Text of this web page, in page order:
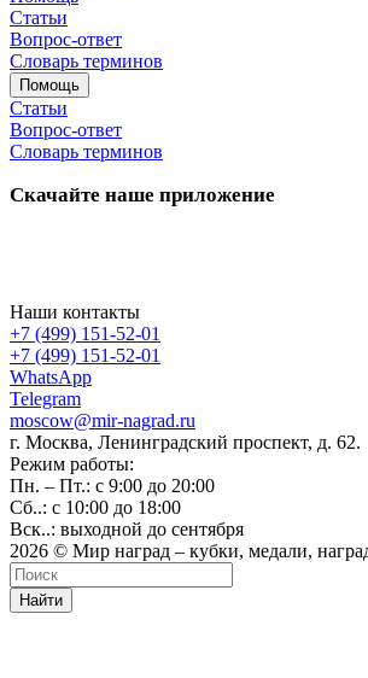
Статьи
Вопрос-ответ
Словарь терминов
Помощь
Статьи
Вопрос-ответ
Словарь терминов
Скачайте наше приложение
Наши контакты
+7 (499) 151-52-01
+7 (499) 151-52-01
WhatsApp
Telegram
moscow@mir-nagrad.ru
г. Москва, Ленинградский проспект, д. 62.
Режим работы:
Пн. – Пт.: с 9:00 до 20:00
Сб..: с 10:00 до 18:00
Вск..: выходной до сентября
2026 © Мир наград – кубки, медали,
Найти